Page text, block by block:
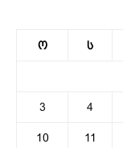
ო ს
3 4
10 11